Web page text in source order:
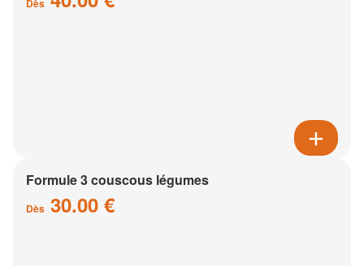
Dès
Formule 3 couscous légumes
Dès 30.00 €